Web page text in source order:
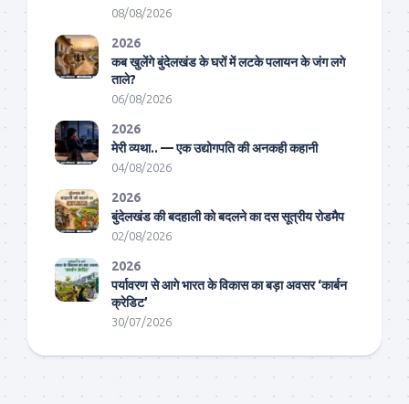
08/08/2026
2026
कब खुलेंगे बुंदेलखंड के घरों में लटके पलायन के जंग लगे
ताले?
06/08/2026
2026
मेरी व्यथा.. — एक उद्योगपति की अनकही कहानी
04/08/2026
2026
बुंदेलखंड की बदहाली को बदलने का दस सूत्रीय रोडमैप
02/08/2026
2026
पर्यावरण से आगे भारत के विकास का बड़ा अवसर ‘कार्बन
क्रेडिट’
30/07/2026